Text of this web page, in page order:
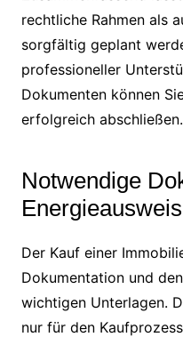
rechtliche Rahmen als
sorgfältig geplant
professioneller
Dokumenten können
erfolgreich abschließen.
Notwendige
Energieausweis
Der Kauf einer
Dokumentation und
wichtigen Unterlagen.
nur für den